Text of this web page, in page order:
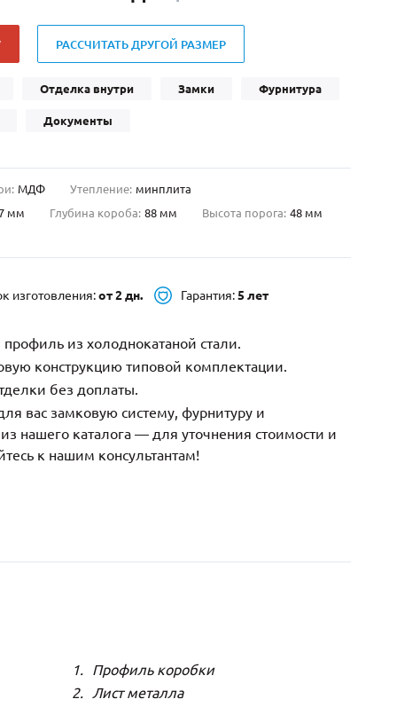
Двустворчатые(42)
С фрамугой(265)
С внутренним открыванием
4-го класса защиты
РАССЧИТАТЬ ДРУГОЙ РАЗМЕР
Отделка внутри Замки Фурнитура
Документы
МДФ Утепление: минплита
мм Глубина короба: 88 мм Высота порога: 48 мм
изготовления:от 2 дн. Гарантия:5 лет
из холоднокатаной стали.
конструкцию типовой комплектации.
без доплаты.
вас замковую систему, фурнитуру и
нашего каталога — для уточнения стоимости и
к нашим консультантам!
Профиль коробки
Лист металла